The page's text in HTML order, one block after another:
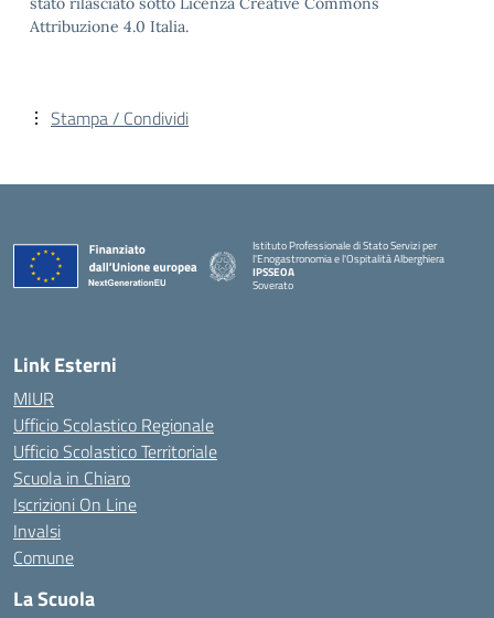
Attribuzione 4.0 Italia.
Stampa / Condividi
Istituto Professionale di Stato Servizi per
l'Enogastronomia e l'Ospitalità Alberghiera
IPSSEOA
Soverato
Link Esterni
MIUR
Ufficio Scolastico Regionale
Ufficio Scolastico Territoriale
Scuola in Chiaro
Iscrizioni On Line
Invalsi
Comune
La Scuola